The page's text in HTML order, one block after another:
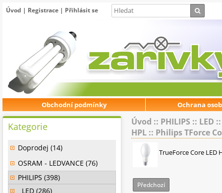
Úvod | Registrace | Přihlásit se
Obchodní podmínky Ochrana
Úvod :: PHILIPS :: LED
HPL :: Philips TForce
TrueForce Core LED
Předchozí
Kategorie
Doprodej (14)
OSRAM - LEDVANCE (76)
PHILIPS (398)
LED (286)